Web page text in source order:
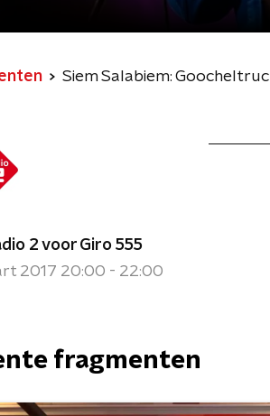
Siem Salabiem: Goocheltruc
2 voor Giro 555
2017 20:00 - 22:00
fragmenten